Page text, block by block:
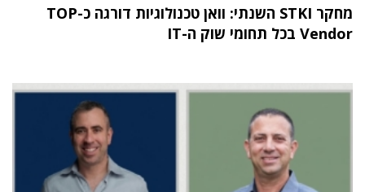
מחקר STKI השנתי: וואן טכנולוגיות דורגה כ-TOP
Vendor בכל תחומי שוק ה-IT